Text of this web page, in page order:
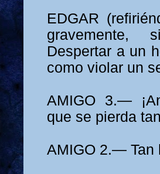
EDGAR
gravemente,
Despertar a un
como violar un
AMIGO 3.—
que se pierda
AMIGO 2.— Tan